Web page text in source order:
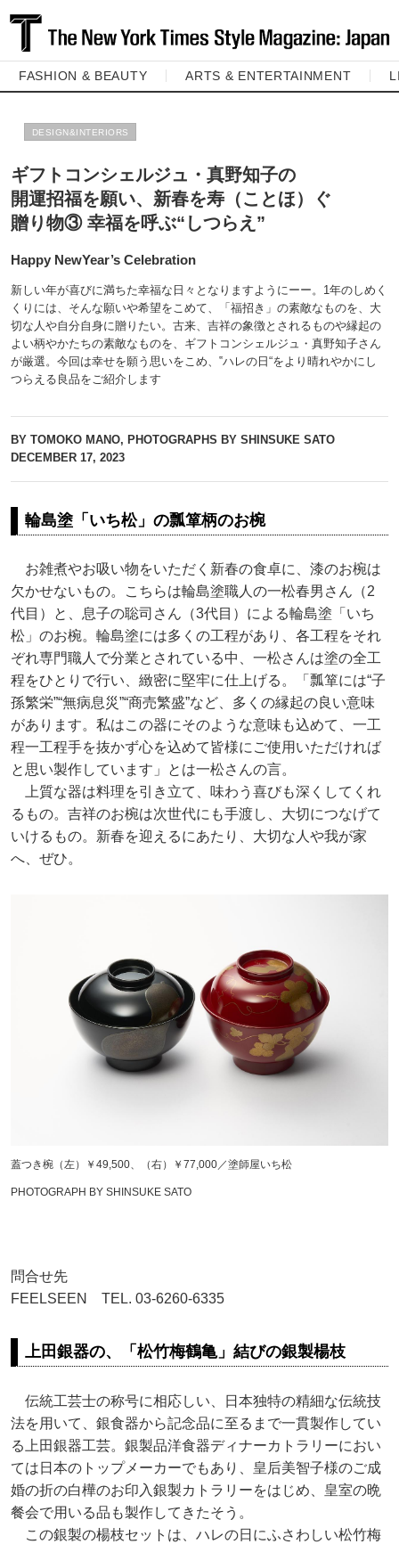
FASHION & BEAUTY ARTS & ENTERTAINMENT
DESIGN&INTERIORS
ギフトコンシェルジュ・真野知子の
開運招福を願い、新春を寿（ことほ）ぐ
贈り物③ 幸福を呼ぶ“しつらえ”
Happy NewYear’s Celebration
新しい年が喜びに満ちた幸福な日々となりますようにーー。1年のしめく
くりには、そんな願いや希望をこめて、「福招き」の素敵なものを、大
切な人や自分自身に贈りたい。古来、吉祥の象徴とされるものや縁起の
よい柄やかたちの素敵なものを、ギフトコンシェルジュ・真野知子さん
が厳選。今回は幸せを願う思いをこめ、‟ハレの日“をより晴れやかにし
つらえる良品をご紹介します
BY TOMOKO MANO, PHOTOGRAPHS BY SHINSUKE SATO
DECEMBER 17, 2023
輪島塗「いち松」の瓢箪柄のお椀
お雑煮やお吸い物をいただく新春の食卓に、漆のお椀は
欠かせないもの。こちらは輪島塗職人の一松春男さん（2
代目）と、息子の聡司さん（3代目）による輪島塗「いち
松」のお椀。輪島塗には多くの工程があり、各工程をそれ
ぞれ専門職人で分業とされている中、一松さんは塗の全工
程をひとりで行い、緻密に堅牢に仕上げる。「瓢箪には“子
孫繁栄”“無病息災”“商売繁盛”など、多くの縁起の良い意味
があります。私はこの器にそのような意味も込めて、一工
程一工程手を抜かず心を込めて皆様にご使用いただければ
と思い製作しています」とは一松さんの言。
上質な器は料理を引き立て、味わう喜びも深くしてくれ
るもの。吉祥のお椀は次世代にも手渡し、大切につなげて
いけるもの。新春を迎えるにあたり、大切な人や我が家
へ、ぜひ。
蓋つき椀（左）￥49,500、（右）￥77,000／塗師屋いち松
PHOTOGRAPH BY SHINSUKE SATO
問合せ先
FEELSEEN TEL. 03-6260-6335
上田銀器の、「松竹梅鶴亀」結びの銀製楊枝
伝統工芸士の称号に相応しい、日本独特の精細な伝統技
法を用いて、銀食器から記念品に至るまで一貫製作してい
る上田銀器工芸。銀製品洋食器ディナーカトラリーにおい
ては日本のトップメーカーでもあり、皇后美智子様のご成
婚の折の白樺のお印入銀製カトラリーをはじめ、皇室の晩
餐会で用いる品も製作してきたそう。
この銀製の楊枝セットは、ハレの日にふさわしい松竹梅